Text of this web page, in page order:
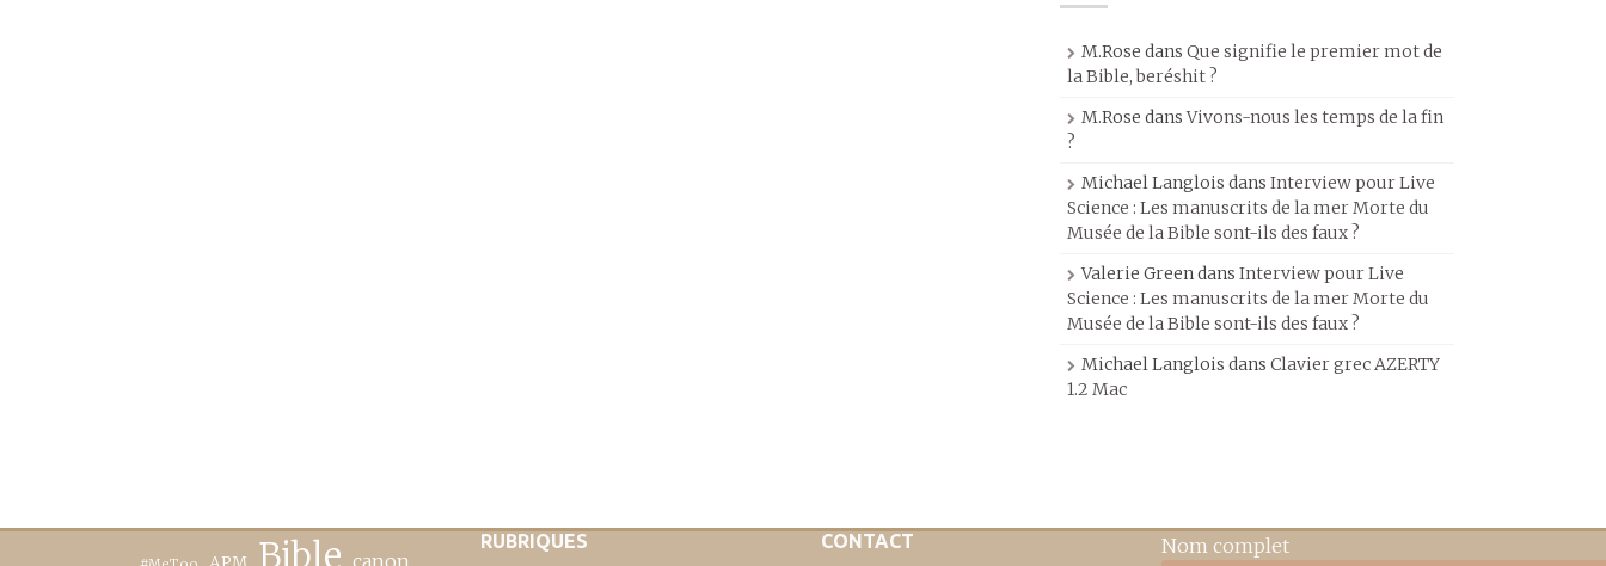
M.Rose dans Que signifie le premier mot de
la Bible, beréshit ?
M.Rose dansVivons-nous les temps de la fin
?
Michael Langlois dans Interview pour Live
Science : Les manuscrits de la mer Morte du
Musée de la Bible sont-ils des faux ?
Valerie Greendans Interview pour Live
Science : Les manuscrits de la mer Morte du
Musée de la Bible sont-ils des faux ?
Michael Langlois dans Clavier grec AZERTY
1.2 Mac
Bible canon
RUBRIQUES CONTACT Nom complet